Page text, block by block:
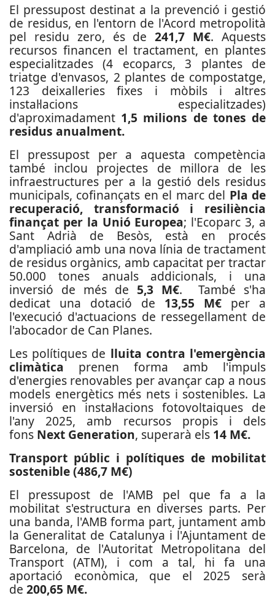
El pressupost destinat a la prevenció i gestió
de residus, en l'entorn de l'Acord metropolità
pel residu zero, és de241,7 M€. Aquests
recursos financen el tractament, en plantes
especialitzades (4 ecoparcs, 3 plantes de
triatge d'envasos, 2 plantes de compostatge,
123 deixalleries fixes i mòbils i altres
instal·lacions especialitzades)
d'aproximadament 1,5 milions de tones de
residus anualment.
El pressupost per a aquesta competència
també inclou projectes de millora de les
infraestructures per a la gestió dels residus
municipals, cofinançats en el marc del Pla de
recuperació, transformació i resiliència
finançat per la Unió Europea; l'Ecoparc 3, a
Sant Adrià de Besòs, està en procés
d'ampliació amb una nova línia de tractament
de residus orgànics, amb capacitat per tractar
50.000 tones anuals addicionals, i una
inversió de més de 5,3 M€.
També s'ha
dedicat una dotació de 13,55 M€ per a
l'execució d'actuacions de ressegellament de
l'abocador de Can Planes.
Les polítiques de lluita contra l'emergència
climàticaprenen forma amb l'impuls
d'energies renovables per avançar cap a nous
models energètics més nets i sostenibles. La
inversió en instal·lacions fotovoltaiques de
l'any 2025, amb recursos propis i dels
fons Next Generation, superarà els 14 M€.
Transport públic i polítiques de mobilitat
sostenible (486,7 M€)
El pressupost de l'AMB pel que fa a la
mobilitat s'estructura en diverses parts. Per
una banda, l'AMB forma part, juntament amb
la Generalitat de Catalunya i l'Ajuntament de
Barcelona, de l'Autoritat Metropolitana del
Transport (ATM), i com a tal, hi fa una
aportació econòmica, que el 2025 serà
de 200,65 M€.